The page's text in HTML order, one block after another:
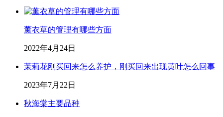
薰衣草的管理有哪些方面
2022年4月24日
茉莉花刚买回来怎么养护，刚买回来出现黄叶怎么回事
2023年7月22日
秋海棠主要品种